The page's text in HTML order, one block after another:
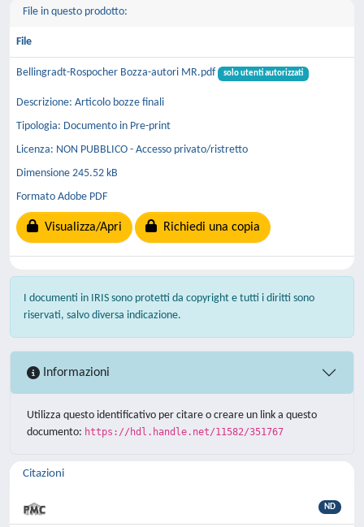
File in questo prodotto:
File
Bellingradt-Rospocher Bozza-autori MR.pdf solo utenti autorizzati
Descrizione: Articolo bozze finali
Tipologia: Documento in Pre-print
Licenza: NON PUBBLICO - Accesso privato/ristretto
Dimensione 245.52 kB
Formato Adobe PDF
Visualizza/Apri Richiedi una copia
I documenti in IRIS sono protetti da copyright e tutti i diritti sono
riservati, salvo diversa indicazione.
Informazioni
Utilizza questo identificativo per citare o creare un link a questo
documento: https://hdl.handle.net/11582/351767
Citazioni
ND